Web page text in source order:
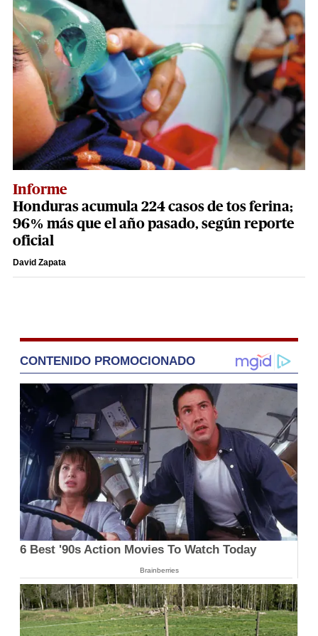
Informe
Honduras acumula 224 casos de tos ferina;
96% más que el año pasado, según reporte
oficial
David Zapata
CONTENIDO PROMOCIONADO
6 Best '90s Action Movies To Watch Today
Brainberries